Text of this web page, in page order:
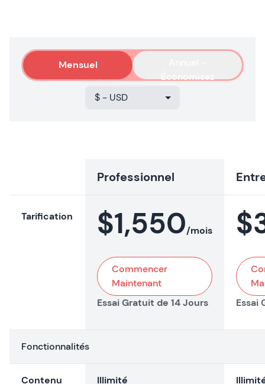
Mensuel
Économisez
$ - USD
Professionnel
Tarification $1,550/mois
Commencer
Maintenant
Essai Gratuit de 14 Jours
$
Essai
Fonctionnalités
Contenu Illimité